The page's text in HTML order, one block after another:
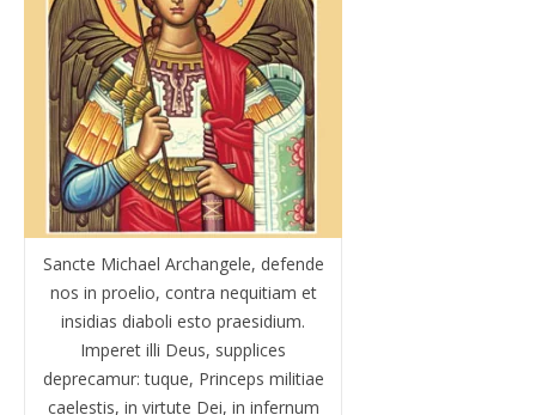
Sancte Michael Archangele, defende
nos in proelio, contra nequitiam et
insidias diaboli esto praesidium.
Imperet illi Deus, supplices
deprecamur: tuque, Princeps militiae
caelestis, in virtute Dei, in infernum